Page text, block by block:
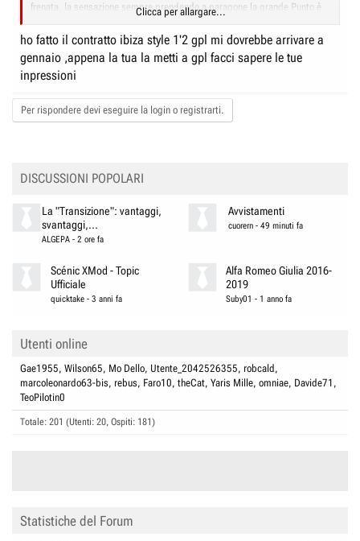
frenata, la sensazione sempre prendendo a paragone la grande Punto è
di maggiore solidità. Soddisfatto, aspetto di poter usare il Gas dopo il
collaudo.
Clicca per allargare...
ho fatto il contratto ibiza style 1'2 gpl mi dovrebbe arrivare a
gennaio ,appena la tua la metti a gpl facci sapere le tue
inpressioni
Per rispondere devi eseguire la login o registrarti.
DISCUSSIONI POPOLARI
La "Transizione": vantaggi,
svantaggi,...
ALGEPA- 2 ore fa
Avvistamenti
cuorern - 49 minuti fa
Scénic XMod - Topic
Ufficiale
quicktake -3 anni fa
Alfa Romeo Giulia 2016-
2019
Suby01 - 1 anno fa
Utenti online
Gae1955 Wilson65 Mo Dello Utente_2042526355 robcald
marcoleonardo63-bis rebus Faro10 theCat Yaris Mille omniae Davide71
TeoPilotin0
Totale: 201 (Utenti: 20, Ospiti: 181)
Statistiche del Forum